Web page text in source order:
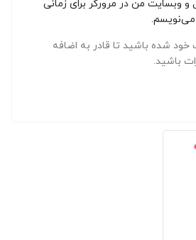
و وبسایت من در مرورگر برای زمانی
می‌نویسم.
خود شده باشید تا قادر به اضافه
باشید.